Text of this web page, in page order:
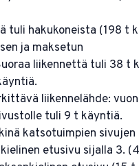
tuli hakukoneista (198 t
ja maksetun
liikennettä tuli 38 t
liikennelähde:
tuli 9 t käyntiä.
katsotuimpien sivujen
etusivu sijalla 3.